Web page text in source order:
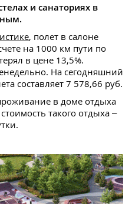
и санаториях в
, полет в салоне
на 1000 км пути по
в цене 13,5%.
На сегодняшний
составляет 7 578,66 руб.
в доме отдыха
такого отдыха –